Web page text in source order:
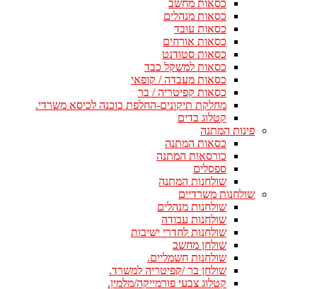
כסאות מחשב
כסאות מנהלים
כסאות עובד
כסאות אורחים
כסאות סטודנט
כסאות למשקל כבד
כסאות מעבדה / קופאי
כסאות קפיטריה / בר
מחלקת תיקונים-החלפת בוכנה לכיסא משרדי.
קטלוג בדים
פינות המתנה
כסאות המתנה
כורסאות המתנה
ספסלים
שולחנות המתנה
שולחנות משרדיים
שולחנות מנהלים
שולחנות עבודה
שולחנות לחדרי ישיבות
שולחן מחשב
שולחנות חשמליים.
שולחן בר /קפיטריה למשרד.
קטלוג צבעי פורמייקה/מלמין.